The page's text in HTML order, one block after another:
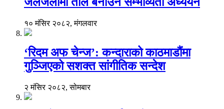
१० मंसिर २०८२, मंगलवार
‘रिदम अफ चेन्ज’: कन्दाराको काठमाडौंमा
गुञ्जिएको सशक्त सांगीतिक सन्देश
२ मंसिर २०८२, सोमबार